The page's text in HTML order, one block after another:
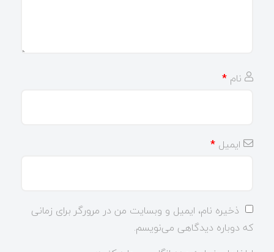
نام *
ایمیل *
ذخیره نام، ایمیل و وبسایت من در مرورگر برای زمانی
که دوباره دیدگاهی می‌نویسم.